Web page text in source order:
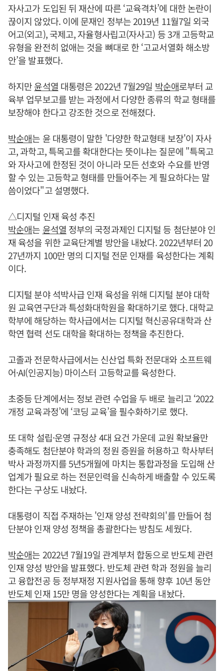
자사고가 도입된 뒤 재산에 따른 ‘교육격차’에 대한 논란이
끊이지 않았다. 이에 문재인 정부는 2019년 11월7일 외국
어고(외고), 국제고, 자율형사립고(자사고) 등 3개 고등학교
유형을 완전히 없애는 것을 뼈대로 한 ‘고교서열화 해소방
안’을 발표했다.
하지만윤석열 대통령은 2022년 7월29일 박순애로부터 교
육부 업무보고를 받는 과정에서 다양한 종류의 학교 형태를
보장해야 한다고 강조한 것으로 전해졌다.
박순애는 윤 대통령이 말한 '다양한 학교형태 보장'이 자사
고, 과학고, 특목고를 확대한다는 뜻이냐는 질문에 "특목고
와 자사고에 한정된 것이 아니라 모든 선호와 수요를 반영
할 수 있는 고등학교 형태를 만들어주는 게 필요하다는 말
씀이었다"고 설명했다.
△디지털 인재 육성 추진
박순애는 윤석열 정부의 국정과제인 디지털 등 첨단분야 인
재 육성을 위한 교육단계별 방안을 내놨다. 2022년부터 20
27년까지 100만 명의 디지털 전문 인재를 육성한다는 계획
이다.
디지털 분야 석박사급 인재 육성을 위해 디지털 분야 대학
원 교육연구단과 특성화대학원을 확대하기로 했다. 대학교
학부에 해당하는 학사급에서는 디지털 혁신공유대학과 산
학연 협력 선도 대학을 확대하는 정책을 추진한다.
고졸과 전문학사급에서는 신산업 특화 전문대와 소프트웨
어·AI(인공지능) 마이스터 고등학교를 육성한다.
초중등 단계에서는 정보 관련 수업을 두 배로 늘리고 ‘2022
개정 교육과정’에 ‘코딩 교육’을 필수화하기로 했다.
또 대학 설립·운영 규정상 4대 요건 가운데 교원 확보율만
충족해도 첨단분야 학과의 정원 증원을 허용하고 학사부터
박사 과정까지를 5년5개월에 마치는 통합과정을 도입해 산
업계가 필요로 하는 전문인력을 신속하게 배출할 수 있도록
한다는 구상도 내놨다.
대통령이 직접 주재하는 '인재 양성 전략회의'를 만들어 첨
단분야 인재 양성 정책을 총괄한다는 방침도 세웠다.
박순애는 2022년 7월19일 관계부처 합동으로 반도체 관련
인재 양성 방안을 발표했다. 반도체 관련 학과 정원을 늘리
고 융합전공 등 정부재정 지원사업을 통해 향후 10년 동안
반도체 인재 15만 명을 양성한다는 계획을 내놨다.